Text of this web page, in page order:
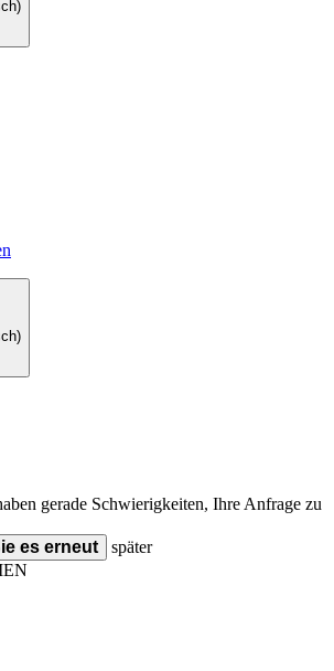
gerade Schwierigkeiten, Ihre Anfrage zu
es erneut
später